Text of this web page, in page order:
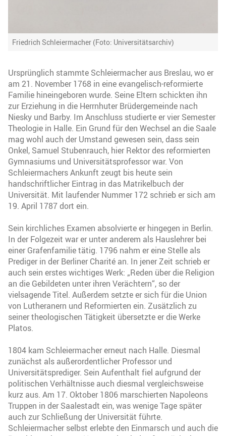
Friedrich Schleiermacher (Foto: Universitätsarchiv)
Ursprünglich stammte Schleiermacher aus Breslau, wo er
am 21. November 1768 in eine evangelisch-reformierte
Familie hineingeboren wurde. Seine Eltern schickten ihn
zur Erziehung in die Herrnhuter Brüdergemeinde nach
Niesky und Barby. Im Anschluss studierte er vier Semester
Theologie in Halle. Ein Grund für den Wechsel an die Saale
mag wohl auch der Umstand gewesen sein, dass sein
Onkel, Samuel Stubenrauch, hier Rektor des reformierten
Gymnasiums und Universitätsprofessor war. Von
Schleiermachers Ankunft zeugt bis heute sein
handschriftlicher Eintrag in das Matrikelbuch der
Universität. Mit laufender Nummer 172 schrieb er sich am
19. April 1787 dort ein.
Sein kirchliches Examen absolvierte er hingegen in Berlin.
In der Folgezeit war er unter anderem als Hauslehrer bei
einer Grafenfamilie tätig. 1796 nahm er eine Stelle als
Prediger in der Berliner Charité an. In jener Zeit schrieb er
auch sein erstes wichtiges Werk: „Reden über die Religion
an die Gebildeten unter ihren Verächtern“, so der
vielsagende Titel. Außerdem setzte er sich für die Union
von Lutheranern und Reformierten ein. Zusätzlich zu
seiner theologischen Tätigkeit übersetzte er die Werke
Platos.
1804 kam Schleiermacher erneut nach Halle. Diesmal
zunächst als außerordentlicher Professor und
Universitätsprediger. Sein Aufenthalt fiel aufgrund der
politischen Verhältnisse auch diesmal vergleichsweise
kurz aus. Am 17. Oktober 1806 marschierten Napoleons
Truppen in der Saalestadt ein, was wenige Tage später
auch zur Schließung der Universität führte.
Schleiermacher selbst erlebte den Einmarsch und auch die